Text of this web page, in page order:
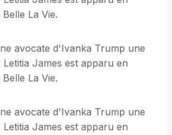
La Vie.
avocate d'Ivanka Trump une
James est apparu en
La Vie.
avocate d'Ivanka Trump une
James est apparu en